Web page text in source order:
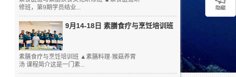
修班，第9期学员结业...
9月14-18日 素膳食疗与烹饪培训班
素膳食疗与烹饪培训班 ▲素膳料理·猴菇养胃
汤 课程简介这是一门素...